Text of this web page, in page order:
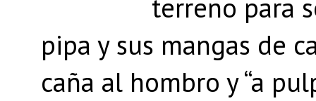
terreno para
pipa y sus mangas de
caña al hombro y “a